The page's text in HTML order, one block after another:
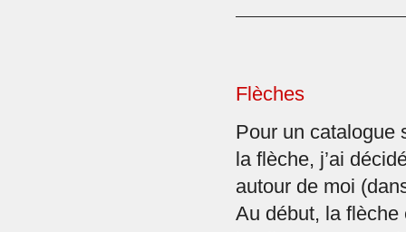
Flèches
Pour un catalogue
la flèche, j’ai
autour de moi
Au début, la